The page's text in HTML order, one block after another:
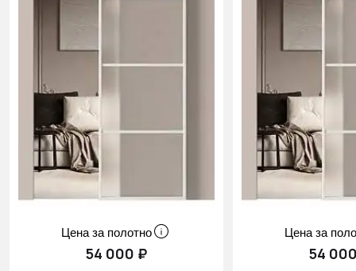
Цена за полотно
54 000 ₽
Цена за
54